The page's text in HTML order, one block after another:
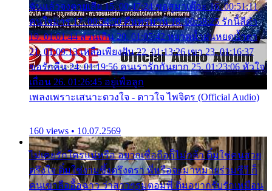
ฉันแล้วจงตายเสีย 15. 00:47:24 ขอสูมาเต๊อะ 16. 00:51:11
คนใจมาร 17. 00:54:50 คืนทรมาน 18. 00:58:25 รักนี้สีดำ
19. 01:01:44 ส่วนเกิน 20. 01:05:42 หยาดน้ำฝนหยดน้ำตา
21. 01:09:13 เหลือเพียงฝัน 22. 01:13:26 เขา 23. 01:16:37
ขอรักคืน 24. 01:19:56 คนเรารักกันยาก 25. 01:23:06 หัวใจ
เถื่อน 26. 01:26:45 อยู่เพื่อลูก
เพลงเพราะเสนาะดวงใจ - ดาวใจ ไพจิตร (Official Audio)
160 views • 10.07.2569
ไม่เคยรักใครแน่หรือ อยากเชื่อถือก็ไม่กล้า ติ๋มใช่คนสวย
ตรึงใจ ติ๋มใช่งามซึ้งตรึงตรา พี่หรือจะมาหมายร่วมชีวี ก็
คนเขาลืออื้อฉาว ว่าสาวๆรุมตอมพี่ ติ๋มอยากรับรักเหมือน